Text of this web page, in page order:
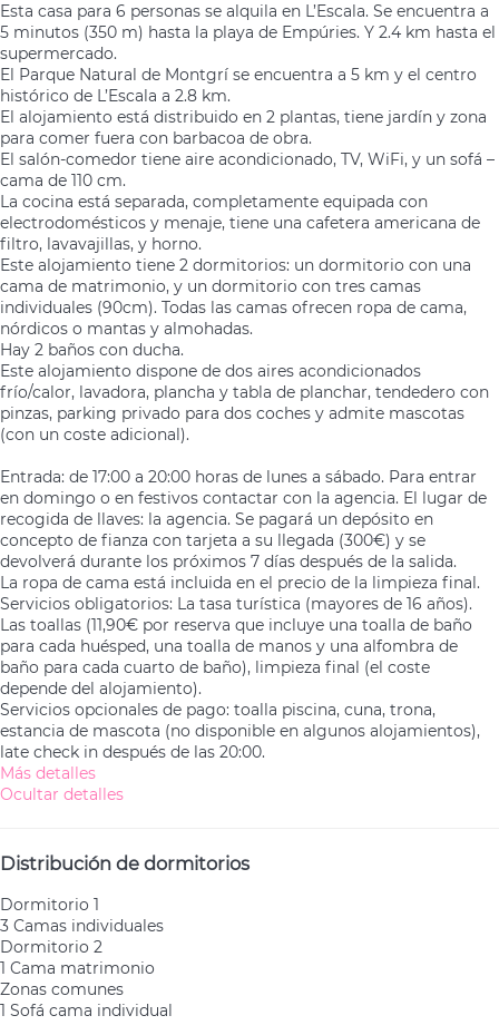
Esta casa para 6 personas se alquila en L’Escala. Se encuentra a
5 minutos (350 m) hasta la playa de Empúries. Y 2.4 km hasta el
supermercado.
El Parque Natural de Montgrí se encuentra a 5 km y el centro
histórico de L’Escala a 2.8 km.
El alojamiento está distribuido en 2 plantas, tiene jardín y zona
para comer fuera con barbacoa de obra.
El salón-comedor tiene aire acondicionado, TV, WiFi, y un sofá –
cama de 110 cm.
La cocina está separada, completamente equipada con
electrodomésticos y menaje, tiene una cafetera americana de
filtro, lavavajillas, y horno.
Este alojamiento tiene 2 dormitorios: un dormitorio con una
cama de matrimonio, y un dormitorio con tres camas
individuales (90cm). Todas las camas ofrecen ropa de cama,
nórdicos o mantas y almohadas.
Hay 2 baños con ducha.
Este alojamiento dispone de dos aires acondicionados
frío/calor, lavadora, plancha y tabla de planchar, tendedero con
pinzas, parking privado para dos coches y admite mascotas
(con un coste adicional).
Entrada: de 17:00 a 20:00 horas de lunes a sábado. Para entrar
en domingo o en festivos contactar con la agencia. El lugar de
recogida de llaves: la agencia. Se pagará un depósito en
concepto de fianza con tarjeta a su llegada (300€) y se
devolverá durante los próximos 7 días después de la salida.
La ropa de cama está incluida en el precio de la limpieza final.
Servicios obligatorios: La tasa turística (mayores de 16 años).
Las toallas (11,90€ por reserva que incluye una toalla de baño
para cada huésped, una toalla de manos y una alfombra de
baño para cada cuarto de baño), limpieza final (el coste
depende del alojamiento).
Servicios opcionales de pago: toalla piscina, cuna, trona,
estancia de mascota (no disponible en algunos alojamientos),
late check in después de las 20:00.
Más detalles
Ocultar detalles
Distribución de dormitorios
Dormitorio 1
3 Camas individuales
Dormitorio 2
1 Cama matrimonio
Zonas comunes
1 Sofá cama individual